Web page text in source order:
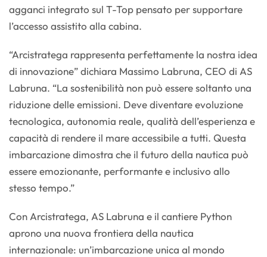
agganci integrato sul T-Top pensato per supportare
l’accesso assistito alla cabina.
“Arcistratega rappresenta perfettamente la nostra idea
di innovazione” dichiara Massimo Labruna, CEO di AS
Labruna. “La sostenibilità non può essere soltanto una
riduzione delle emissioni. Deve diventare evoluzione
tecnologica, autonomia reale, qualità dell’esperienza e
capacità di rendere il mare accessibile a tutti. Questa
imbarcazione dimostra che il futuro della nautica può
essere emozionante, performante e inclusivo allo
stesso tempo.”
Con Arcistratega, AS Labruna e il cantiere Python
aprono una nuova frontiera della nautica
internazionale: un’imbarcazione unica al mondo